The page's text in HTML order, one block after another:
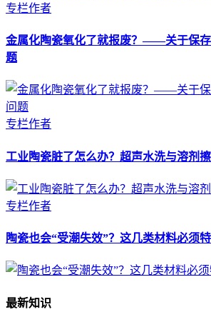
专栏作者
金属化陶瓷氧化了就报废？——关于保存
题
专栏作者
工业陶瓷脏了怎么办？超声水洗与溶剂
专栏作者
陶瓷也会“受潮失效”？这几类材料必须
最新知识